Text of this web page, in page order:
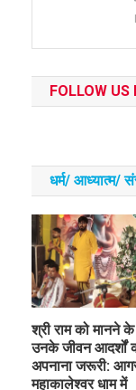
FOLLOW US
धर्म/ आध्‍यात्‍म/
​श्री राम को मानने
उनके जीवन आदर्शों
अपनाना जरूरी:
महाकालेश्वर धाम में